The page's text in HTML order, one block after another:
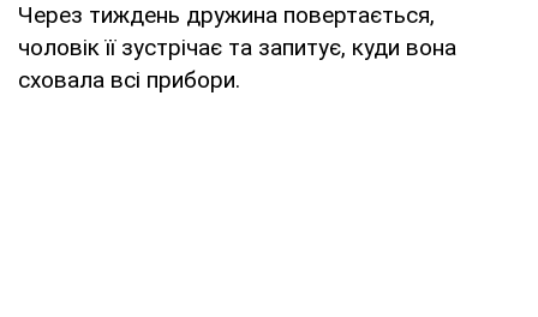
Через тиждень дружина повертається,
чоловік її зустрічає та запитує, куди вона
сховала всі прибори.